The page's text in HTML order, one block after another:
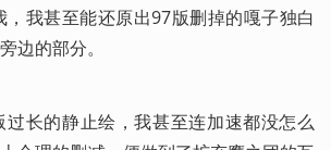
我甚至能还原出97版删掉的嘎子独白
边的部分。
长的静止绘，我甚至连加速都没怎么